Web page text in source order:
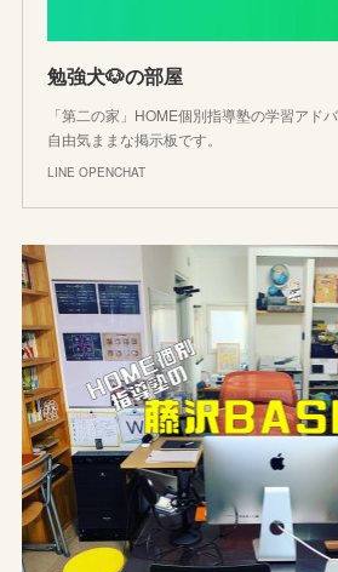
勉強犬🐶の部屋
「第二の家」HOME個別指導塾の学習アド
自由気ままな掲示板です。
LINE OPENCHAT